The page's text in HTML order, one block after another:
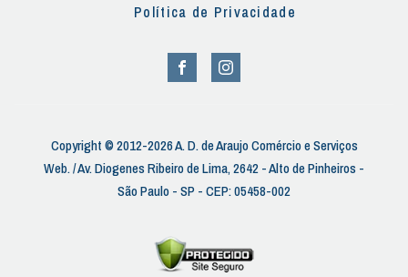
Política de Privacidade
Copyright © 2012-2026 A. D. de Araujo Comércio e Serviços
Web. / Av. Diogenes Ribeiro de Lima, 2642 - Alto de Pinheiros -
São Paulo - SP - CEP: 05458-002